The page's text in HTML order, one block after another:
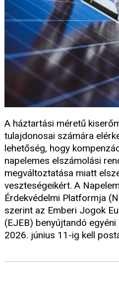
A háztartási méretű
tulajdonosai számára
lehetőség, hogy
napelemes elszámolási
megváltoztatása miatt
veszteségeikért. A
Érdekvédelmi Platformja
szerint az Emberi Jogok
(EJEB) benyújtandó
2026. június 11-ig kell